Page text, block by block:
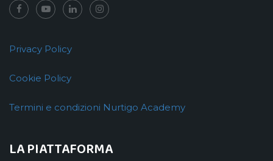
Privacy Policy
Cookie Policy
Termini e condizioni Nurtigo Academy
LA PIATTAFORMA